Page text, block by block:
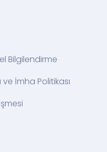
Bilgilendirme
İmha Politikası